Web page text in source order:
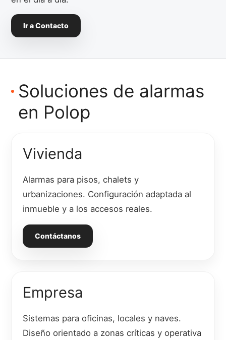
Ir a Contacto
Soluciones de alarmas
en Polop
Vivienda
Alarmas para pisos, chalets y
urbanizaciones. Configuración adaptada al
inmueble y a los accesos reales.
Contáctanos
Empresa
Sistemas para oficinas, locales y naves.
Diseño orientado a zonas críticas y operativa